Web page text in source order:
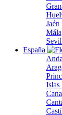
Jaén
España
Islas